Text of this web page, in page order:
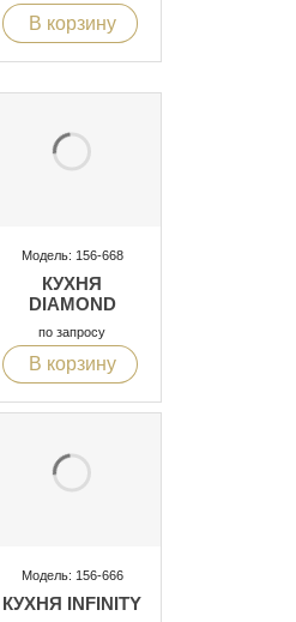
В корзину
Модель: 156-668
КУХНЯ
DIAMOND
по запросу
В корзину
Модель: 156-666
КУХНЯ INFINITY